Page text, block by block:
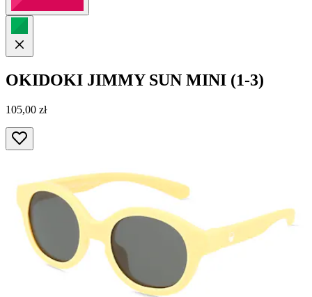
OKIDOKI JIMMY SUN MINI (1-3)
105,00 zł